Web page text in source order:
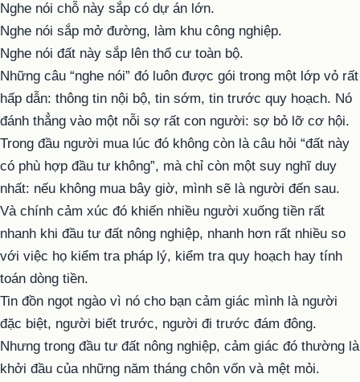
Nghe nói chỗ này sắp có dự án lớn.
Nghe nói sắp mở đường, làm khu công nghiệp.
Nghe nói đất này sắp lên thổ cư toàn bộ.
Những câu “nghe nói” đó luôn được gói trong một lớp vỏ rất
hấp dẫn: thông tin nội bộ, tin sớm, tin trước quy hoạch. Nó
đánh thẳng vào một nỗi sợ rất con người: sợ bỏ lỡ cơ hội.
Trong đầu người mua lúc đó không còn là câu hỏi “đất này
có phù hợp đầu tư không”, mà chỉ còn một suy nghĩ duy
nhất: nếu không mua bây giờ, mình sẽ là người đến sau.
Và chính cảm xúc đó khiến nhiều người xuống tiền rất
nhanh khi đầu tư đất nông nghiệp, nhanh hơn rất nhiều so
với việc họ kiểm tra pháp lý, kiểm tra quy hoạch hay tính
toán dòng tiền.
Tin đồn ngọt ngào vì nó cho bạn cảm giác mình là người
đặc biệt, người biết trước, người đi trước đám đông.
Nhưng trong đầu tư đất nông nghiệp, cảm giác đó thường là
khởi đầu của những năm tháng chôn vốn và mệt mỏi.